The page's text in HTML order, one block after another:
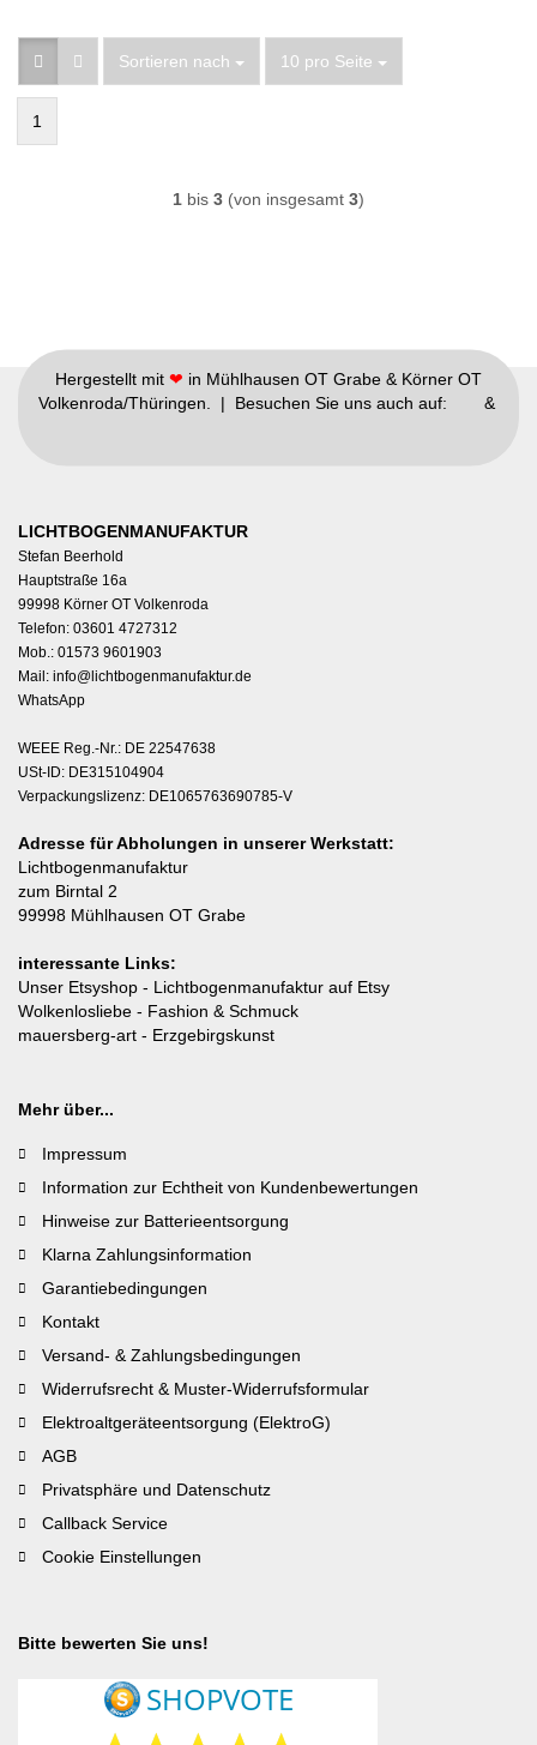
Sortieren nach
Sortieren nach 10 pro Seite
pro Seite
1
1 bis 3 (von insgesamt 3)
Hergestellt mit ❤ in Mühlhausen OT Grabe & Körner OT
Volkenroda/Thüringen. | Besuchen Sie uns auch auf:
&
LICHTBOGENMANUFAKTUR
Stefan Beerhold
Hauptstraße 16a
99998 Körner OT Volkenroda
Telefon: 03601 4727312
Mob.: 01573 9601903
Mail: info@lichtbogenmanufaktur.de
WhatsApp
WEEE Reg.-Nr.: DE 22547638
USt-ID: DE315104904
Verpackungslizenz: DE1065763690785-V
Adresse für Abholungen in unserer Werkstatt:
Lichtbogenmanufaktur
zum Birntal 2
99998 Mühlhausen OT Grabe
interessante Links:
Unser Etsyshop - Lichtbogenmanufaktur auf Etsy
Wolkenlosliebe - Fashion & Schmuck
mauersberg-art - Erzgebirgskunst
Mehr über...
Impressum
Information zur Echtheit von Kundenbewertungen
Hinweise zur Batterieentsorgung
Klarna Zahlungsinformation
Garantiebedingungen
Kontakt
Versand- & Zahlungsbedingungen
Widerrufsrecht & Muster-Widerrufsformular
Elektroaltgeräteentsorgung (ElektroG)
AGB
Privatsphäre und Datenschutz
Callback Service
Cookie Einstellungen
Bitte bewerten Sie uns!